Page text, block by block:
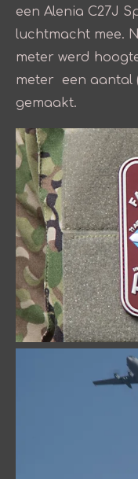
een Alenia C27J
luchtmacht mee.
meter werd
meter een aantal
gemaakt.